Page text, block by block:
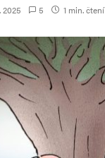
2025 5 1 min. čtení